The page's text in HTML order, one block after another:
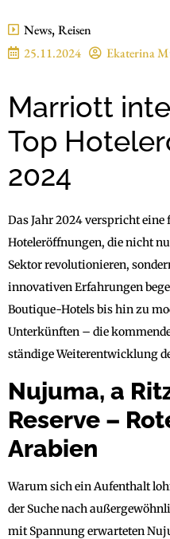
News, Reisen
25.11.2024
Ekaterina
Marriott
Top
2024
Das Jahr 2024 verspricht eine
Hoteleröffnungen, die nicht
Sektor revolutionieren,
innovativen Erfahrungen
Boutique-Hotels bis hin zu
Unterkünften – die
ständige Weiterentwicklung
Nujuma, a
Reserve –
Arabien
Warum sich ein Aufenthalt
der Suche nach
mit Spannung erwarteten